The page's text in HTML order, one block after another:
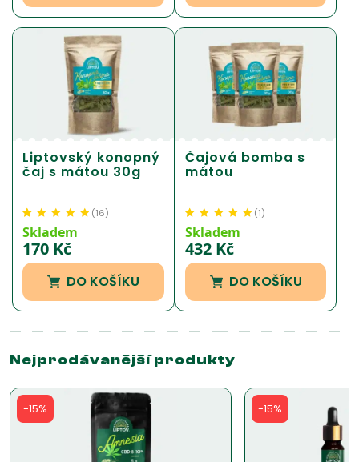
Liptovský konopný
čaj s mátou 30g
Hodnoceno
z 5 na základě
16
zákazníka
(16)
Skladem
170 Kč
DO KOŠÍKU
Čajová bomba s
mátou
Hodnoceno
5 na základě
1
zákazníka
(1)
Skladem
432 Kč
DO KOŠÍKU
Nejprodávanější produkty
-15% -15%